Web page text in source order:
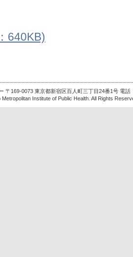
640KB)
〒169-0073 東京都新宿区百人町三丁目24番1号 電話
Institute of Public Health. All Rights